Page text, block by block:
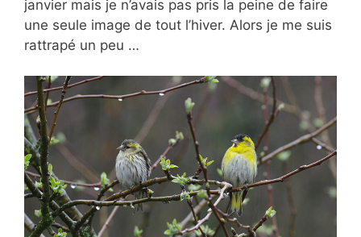
janvier mais je n’avais pas pris la peine de faire
une seule image de tout l’hiver. Alors je me suis
rattrapé un peu …